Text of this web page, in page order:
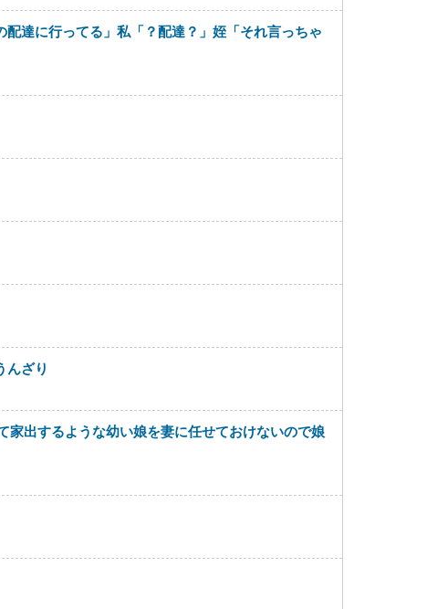
達に行ってる」私「？配達？」姪「それ言っちゃ
んざり
家出するような幼い娘を妻に任せておけないので娘